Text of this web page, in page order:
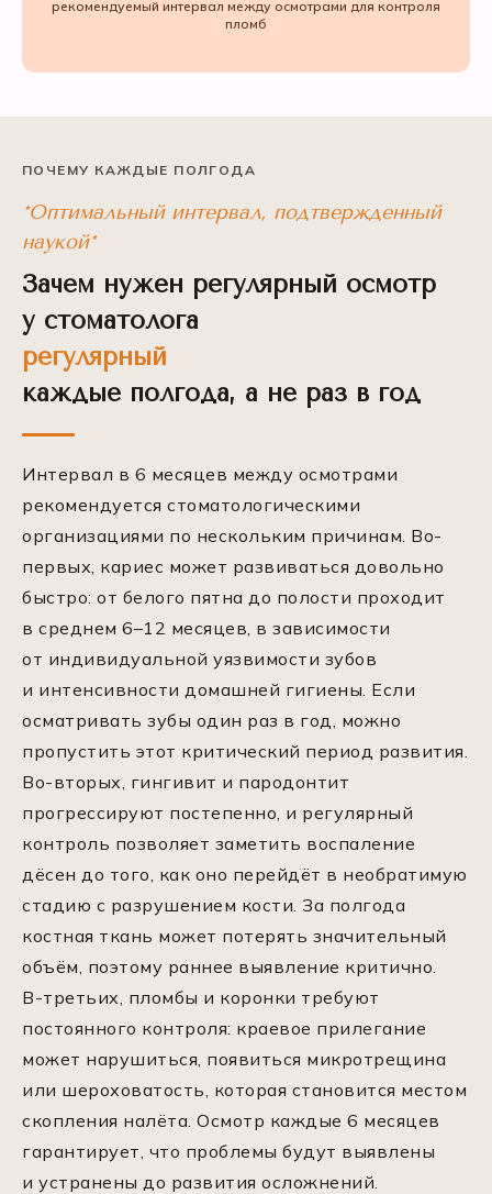
рекомендуемый интервал между осмотрами для контроля
пломб
ПОЧЕМУ КАЖДЫЕ ПОЛГОДА
*Оптимальный интервал, подтвержденный
наукой*
Зачем нужен регулярный осмотр
у стоматолога
регулярный
каждые полгода, а не раз в год
Интервал в 6 месяцев между осмотрами
рекомендуется стоматологическими
организациями по нескольким причинам. Во-
первых, кариес может развиваться довольно
быстро: от белого пятна до полости проходит
в среднем 6–12 месяцев, в зависимости
от индивидуальной уязвимости зубов
и интенсивности домашней гигиены. Если
осматривать зубы один раз в год, можно
пропустить этот критический период развития.
Во-вторых, гингивит и пародонтит
прогрессируют постепенно, и регулярный
контроль позволяет заметить воспаление
дёсен до того, как оно перейдёт в необратимую
стадию с разрушением кости. За полгода
костная ткань может потерять значительный
объём, поэтому раннее выявление критично.
В-третьих, пломбы и коронки требуют
постоянного контроля: краевое прилегание
может нарушиться, появиться микротрещина
или шероховатость, которая становится местом
скопления налёта. Осмотр каждые 6 месяцев
гарантирует, что проблемы будут выявлены
и устранены до развития осложнений.